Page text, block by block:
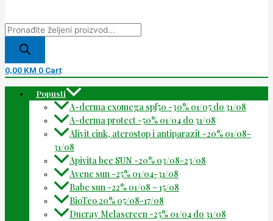
0,00 KM 0 Cart
Popusti
A-derma exomega spf50 -30% 01/05 do 31/08
A-derma protect -50% 01/04 do 31/08
Alivit cink, aterostop i antiparazit -20% 01/08-
31/08
Apivita bee SUN -20% 03/08-23/08
Avene sun -25% 01/04-31/08
Babe sun -22% 01/08 – 15/08
BioTeo 20% 05/08-17/08
Ducray Melascreen -25% 01/04 do 31/08